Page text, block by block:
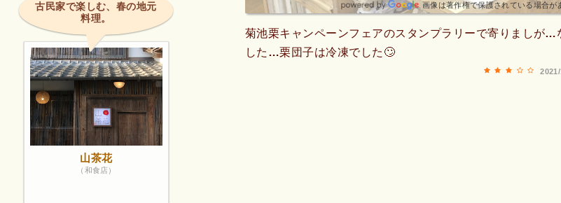
画像は著作権で保護されている場合が
菊池栗キャンペーンフェアのスタンプラリーで寄りましが…
した…栗団子は冷凍でした🙄
古民家で楽しむ、春の地元
料理。
山茶花
（和食店）